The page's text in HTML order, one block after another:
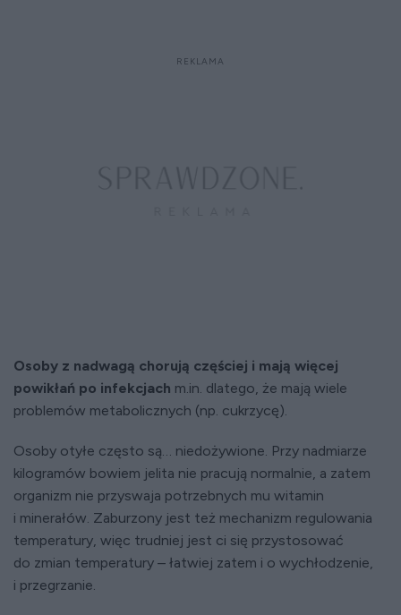
Osoby z nadwagą chorują częściej i mają więcej
powikłań po infekcjach m.in. dlatego, że mają wiele
problemów metabolicznych (np. cukrzycę).
Osoby otyłe często są… niedożywione. Przy nadmiarze
kilogramów bowiem jelita nie pracują normalnie, a zatem
organizm nie przyswaja potrzebnych mu witamin
i minerałów. Zaburzony jest też mechanizm regulowania
temperatury, więc trudniej jest ci się przystosować
do zmian temperatury – łatwiej zatem i o wychłodzenie,
i przegrzanie.